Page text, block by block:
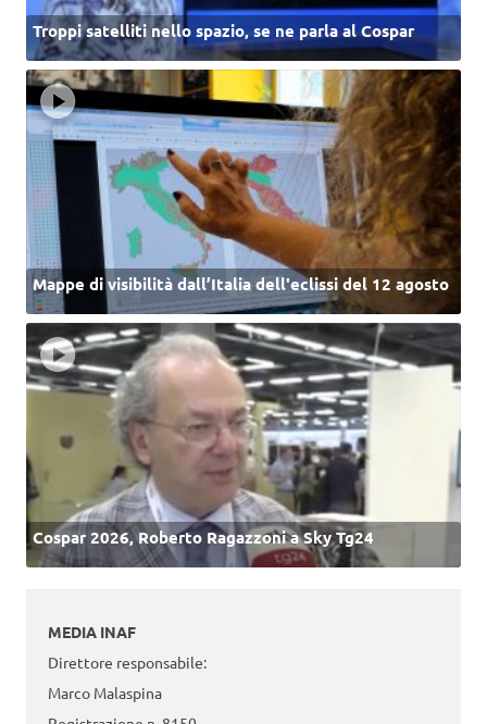
Troppi satelliti nello spazio, se ne parla al Cospar
Mappe di visibilità dall’Italia dell'eclissi del 12 agosto
Cospar 2026, Roberto Ragazzoni a Sky Tg24
MEDIA INAF
Direttore responsabile:
Marco Malaspina